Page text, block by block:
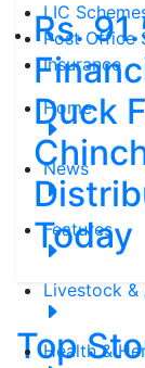
LIC
Post Office
Insurance
Home
News
Features
Livestock &
Health &
Rs.
Duck
Today
Top